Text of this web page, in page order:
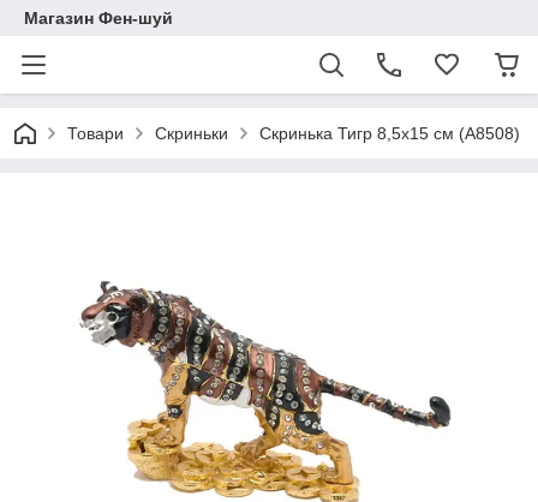
Магазин Фен-шуй
Товари Скриньки Скринька Тигр 8,5х15 см (А8508)